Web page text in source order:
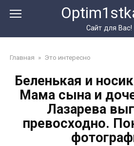
Сайт для Вас!
Главная » Это интересно
Беленькая и
Мама сына и
Лазарева
превосходно.